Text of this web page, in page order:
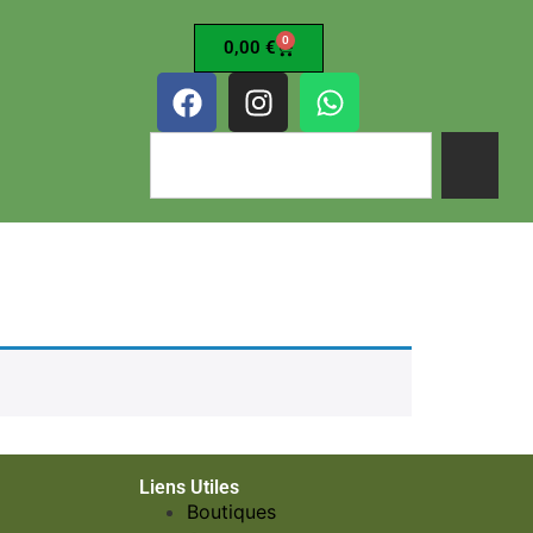
0,00 € 0
Liens Utiles
Boutiques